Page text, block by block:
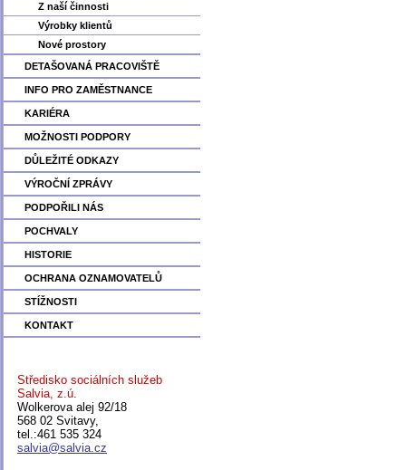
Z naší činnosti
Výrobky klientů
Nové prostory
DETAŠOVANÁ PRACOVIŠTĚ
INFO PRO ZAMĚSTNANCE
KARIÉRA
MOŽNOSTI PODPORY
DŮLEŽITÉ ODKAZY
VÝROČNÍ ZPRÁVY
PODPOŘILI NÁS
POCHVALY
HISTORIE
OCHRANA OZNAMOVATELŮ
STÍŽNOSTI
KONTAKT
Středisko sociálních služeb
Salvia, z.ú.
Wolkerova alej 92/18
568 02 Svitavy,
tel.:461 535 324
salvia@salvia.cz